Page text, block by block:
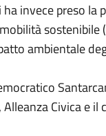
invece preso la
sostenibile
ambientale
Civica e il